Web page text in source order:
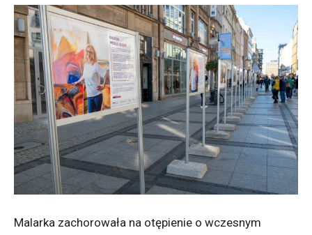
Malarka zachorowała na otępienie o wczesnym